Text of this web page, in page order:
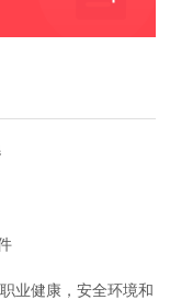
业健康，安全环境和